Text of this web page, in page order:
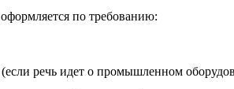
по требованию:
речь идет о промышленном